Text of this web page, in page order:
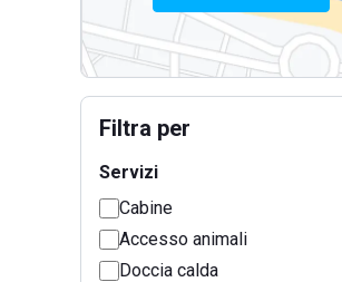
Filtra per
Servizi
Cabine
Accesso animali
Doccia calda